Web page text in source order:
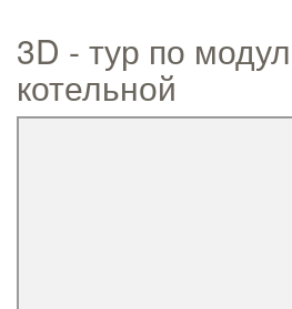
3D - тур по
котельной